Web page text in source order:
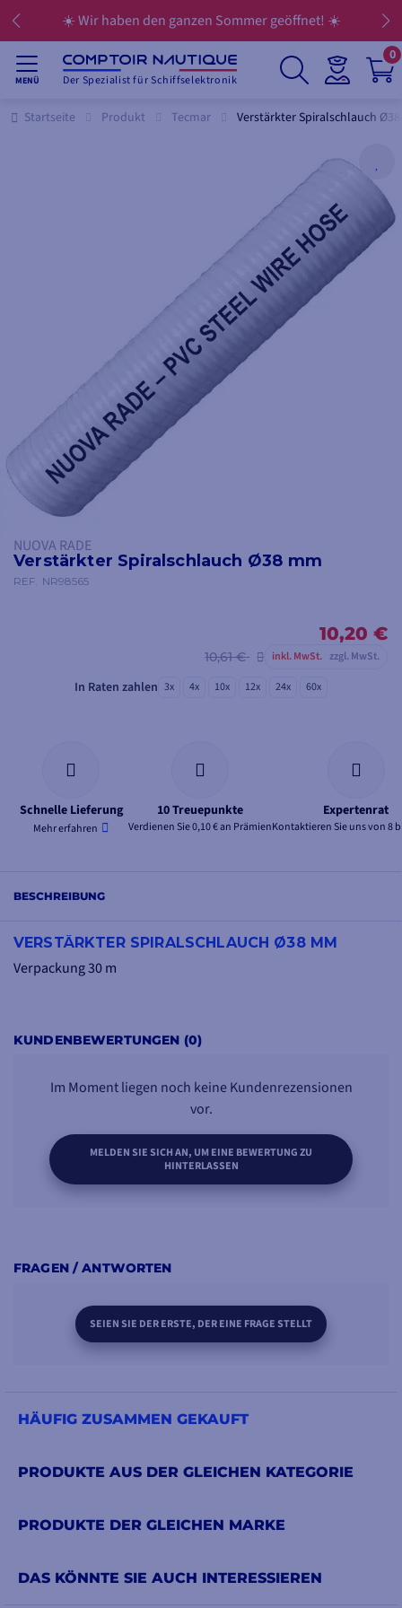
☀️ Wir haben den ganzen Sommer geöffnet! ☀️
MENÜ Der Spezialist für Schiffselektronik
0
Startseite Produkt Tecmar Verstärkter Spiralschlauch
NUOVA RADE
Verstärkter Spiralschlauch Ø38 mm
REF. NR98565
10,20 €
10,61 € inkl. MwSt. zzgl. MwSt.
In Raten zahlen 3x 4x 10x 12x 24x 60x
Schnelle Lieferung
Mehr erfahren
10 Treuepunkte
Verdienen Sie 0,10 € an Prämien
Expertenrat
Kontaktieren Sie uns von 8
BESCHREIBUNG
VERSTÄRKTER SPIRALSCHLAUCH Ø38 MM
Verpackung 30 m
KUNDENBEWERTUNGEN (0)
Im Moment liegen noch keine Kundenrezensionen
vor.
MELDEN SIE SICH AN, UM EINE BEWERTUNG ZU
HINTERLASSEN
FRAGEN / ANTWORTEN
SEIEN SIE DER ERSTE, DER EINE FRAGE STELLT
HÄUFIG ZUSAMMEN GEKAUFT
PRODUKTE AUS DER GLEICHEN KATEGORIE
PRODUKTE DER GLEICHEN MARKE
DAS KÖNNTE SIE AUCH INTERESSIEREN